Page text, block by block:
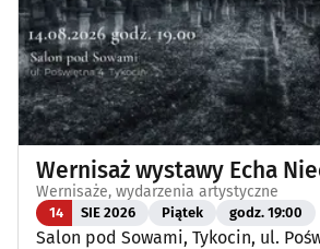
Wernisaż wystawy Echa
Wernisaże, wydarzenia artystyczne
14 SIE 2026 Piątek godz. 19:00
Salon pod Sowami, Tykocin, ul.